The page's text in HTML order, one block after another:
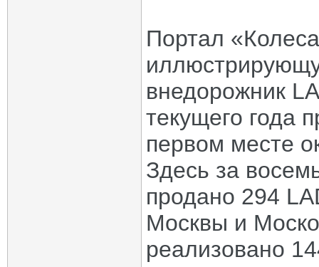
Портал
внедорожник
текущего года
первом месте
Здесь за
продано 294
Москвы и
реализовано